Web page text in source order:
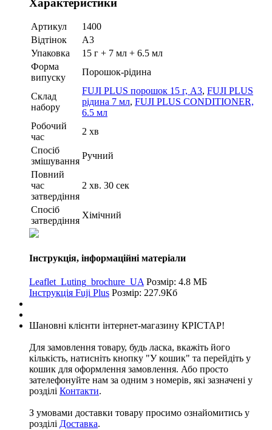
Характеристики
Артикул
1400
Відтінок
A3
Упаковка
15 г + 7 мл + 6.5 мл
Форма
випуску
Порошок-рідина
Склад
набору
FUJI PLUS порошок 15 г, А3, FUJI PLUS
рідина 7 мл, FUJI PLUS CONDITIONER,
6.5 мл
Робочий
час
2 хв
Спосіб
змішування
Ручний
Повний
час
затвердіння
2 хв. 30 сек
Спосіб
затвердіння
Хімічний
Інструкція, інформаційні матеріали
Leaflet_Luting_brochure_UA Розмір: 4.8 МБ
Інструкція Fuji Plus Розмір: 227.9Кб
Шановні клієнти інтернет-магазину КРІСТАР!
Для замовлення товару, будь ласка, вкажіть його
кількість, натисніть кнопку "У кошик" та перейдіть у
кошик для оформлення замовлення. Або просто
зателефонуйте нам за одним з номерів, які зазначені у
розділі Контакти.
З умовами доставки товару просимо ознайомитись у
розділі Доставка.